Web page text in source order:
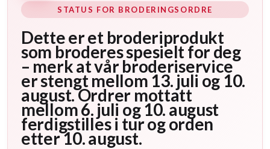
STATUS FOR BRODERINGSORDRE
Dette er et broderiprodukt
som broderes spesielt for deg
– merk at vår broderiservice
er stengt mellom 13. juli og 10.
august. Ordrer mottatt
mellom 6. juli og 10. august
ferdigstilles i tur og orden
etter 10. august.